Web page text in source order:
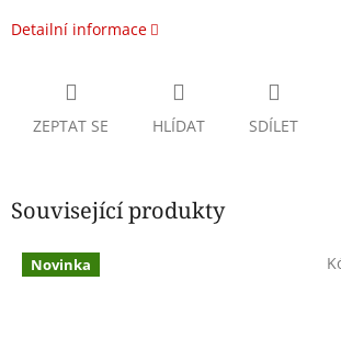
Detailní informace
ZEPTAT SE HLÍDAT SDÍLET
Související produkty
Novinka